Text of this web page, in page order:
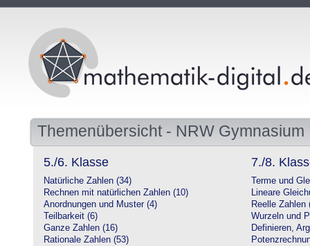
Themenübersicht - NRW Gymnasium
5./6. Klasse
Natürliche Zahlen (34)
Rechnen mit natürlichen Zahlen (10)
Anordnungen und Muster (4)
Teilbarkeit (6)
Ganze Zahlen (16)
Rationale Zahlen (53)
7./8.
Terme und
Lineare
Reelle Zahlen
Wurzeln und
Definieren,